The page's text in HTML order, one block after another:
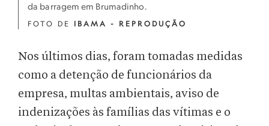
da barragem em Brumadinho.
FOTO DE IBAMA - REPRODUÇÃO
Nos últimos dias, foram tomadas medidas
como a detenção de funcionários da
empresa, multas ambientais, aviso de
indenizações às famílias das vítimas e o